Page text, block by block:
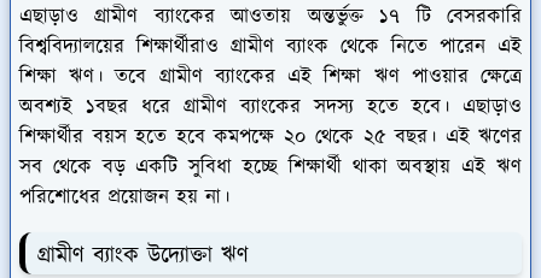
এছাড়াও গ্রামীণ ব্যাংকের আওতায় অন্তর্ভুক্ত ১৭ টি বেসরকারি
বিশ্ববিদ্যালয়ের শিক্ষার্থীরাও গ্রামীণ ব্যাংক থেকে নিতে পারেন এই
শিক্ষা ঋণ। তবে গ্রামীণ ব্যাংকের এই শিক্ষা ঋণ পাওয়ার ক্ষেত্রে
অবশ্যই ১বছর ধরে গ্রামীণ ব্যাংকের সদস্য হতে হবে। এছাড়াও
শিক্ষার্থীর বয়স হতে হবে কমপক্ষে ২০ থেকে ২৫ বছর। এই ঋণের
সব থেকে বড় একটি সুবিধা হচ্ছে শিক্ষার্থী থাকা অবস্থায় এই ঋণ
পরিশোধের প্রয়োজন হয় না।
গ্রামীণ ব্যাংক উদ্যোক্তা ঋণ